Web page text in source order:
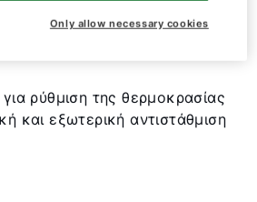
ρύθμιση της θερμοκρασίας
και εξωτερική αντιστάθμιση
Only allow necessary cookies